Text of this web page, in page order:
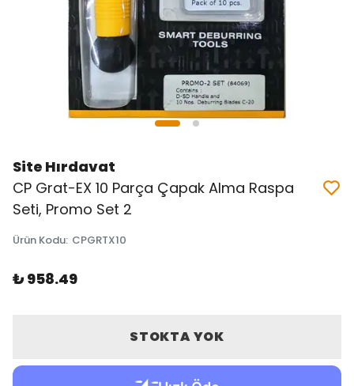
Site Hırdavat
CP Grat-EX 10 Parça Çapak Alma Raspa
Seti, Promo Set 2
Ürün Kodu: CPGRTX10
₺ 958.49
STOKTA YOK